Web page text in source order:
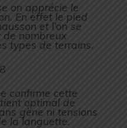
on apprécie le
En effet le pied
et l’on se
nombreux
types de terrains.
confirme cette
optimal de
gène ni tensions
la languette.